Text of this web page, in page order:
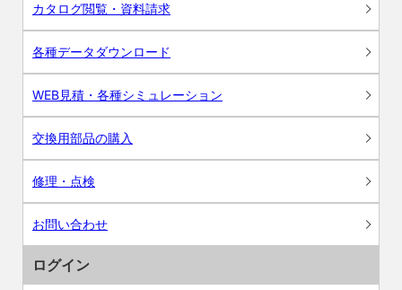
カタログ閲覧・資料請求
各種データダウンロード
WEB見積・各種シミュレーション
交換用部品の購入
修理・点検
お問い合わせ
ログイン